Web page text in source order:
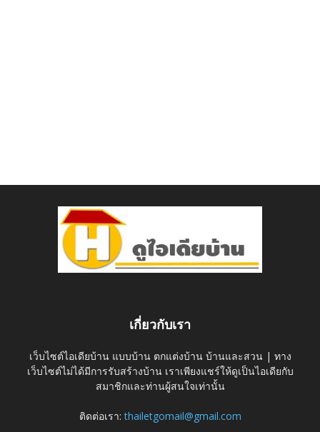
เกี่ยวกับเรา
เว็บไซต์ไอเดียบ้าน แบบบ้าน ตกแต่งบ้าน บ้านและสวน | ทาง
เว็บไซต์ไม่ได้มีการรับสร้างบ้าน เราเพียงแชร์ให้ดูเป็นไอเดียกับ
สมาชิกและท่านผู้สนใจเท่านั้น
ติดต่อเรา:thailetgomail@gmail.com